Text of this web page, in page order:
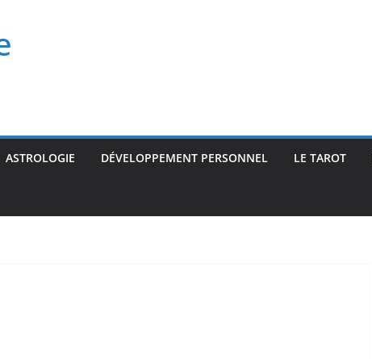
ASTROLOGIE DÉVELOPPEMENT PERSONNEL LE TAROT